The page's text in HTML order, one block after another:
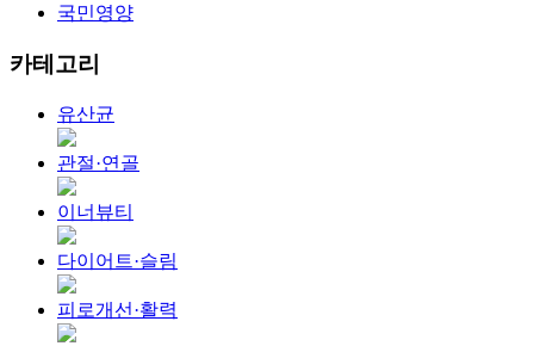
국민영양
카테고리
유산균
관절·연골
이너뷰티
다이어트·슬림
피로개선·활력